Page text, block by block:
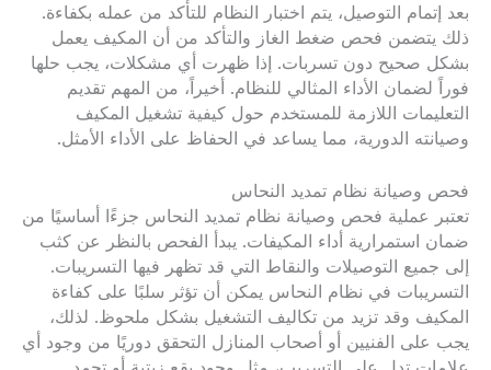
بعد إتمام التوصيل، يتم اختبار النظام للتأكد من عمله بكفاءة.
ذلك يتضمن فحص ضغط الغاز والتأكد من أن المكيف يعمل
بشكل صحيح دون تسربات. إذا ظهرت أي مشكلات، يجب حلها
فوراً لضمان الأداء المثالي للنظام. أخيراً، من المهم تقديم
التعليمات اللازمة للمستخدم حول كيفية تشغيل المكيف
وصيانته الدورية، مما يساعد في الحفاظ على الأداء الأمثل.
فحص وصيانة نظام تمديد النحاس
تعتبر عملية فحص وصيانة نظام تمديد النحاس جزءًا أساسيًا من
ضمان استمرارية أداء المكيفات. يبدأ الفحص بالنظر عن كثب
إلى جميع التوصيلات والنقاط التي قد تظهر فيها التسريبات.
التسريبات في نظام النحاس يمكن أن تؤثر سلبًا على كفاءة
المكيف وقد تزيد من تكاليف التشغيل بشكل ملحوظ. لذلك،
يجب على الفنيين أو أصحاب المنازل التحقق دوريًا من وجود أي